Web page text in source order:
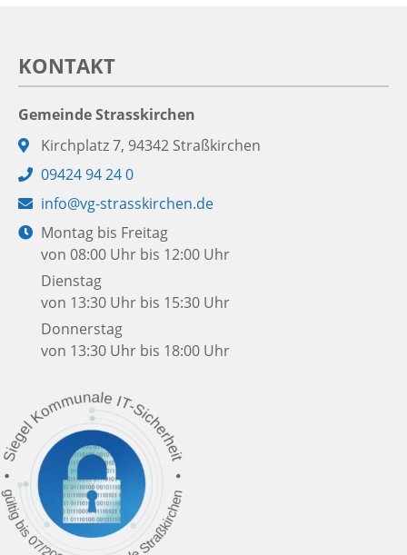
KONTAKT
Gemeinde Strasskirchen
Adresse:
Kirchplatz 7, 94342 Straßkirchen
Telefon:
09424 94 24 0
E-
Mail:
info@vg-strasskirchen.de
Öffnungszeiten:
Montag bis Freitag
von 08:00 Uhr bis 12:00 Uhr
Dienstag
von 13:30 Uhr bis 15:30 Uhr
Donnerstag
von 13:30 Uhr bis 18:00 Uhr